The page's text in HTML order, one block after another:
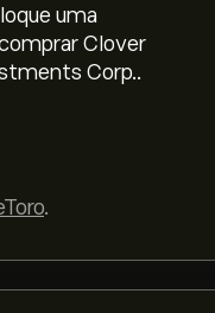
uma
Clover
Corp..
.